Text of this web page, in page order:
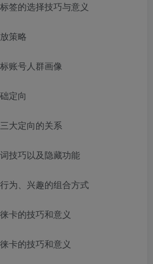
签的选择技巧与意义
策略
账号人群画像
定向
大定向的关系
技巧以及隐藏功能
为、兴趣的组合方式
卡的技巧和意义
卡的技巧和意义